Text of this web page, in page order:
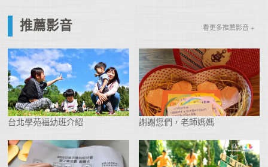
推薦影音 看更多推薦影音 +
台北學苑福幼班介紹 謝謝您們，老師媽媽